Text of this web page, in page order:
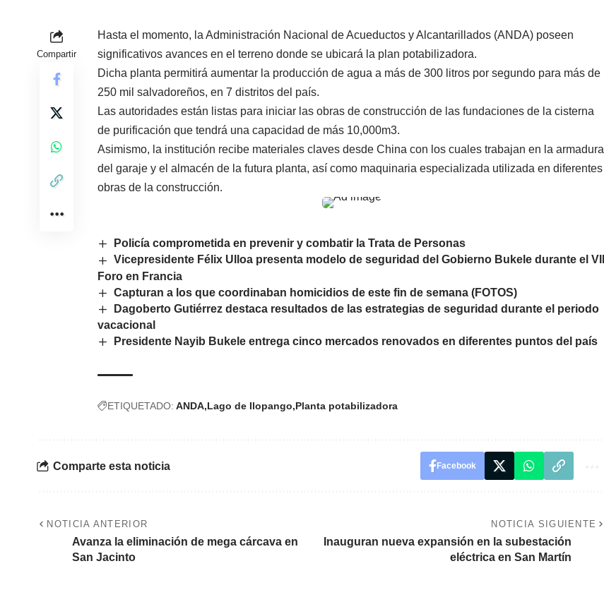
Compartir
Hasta el momento, la Administración Nacional de Acueductos y Alcantarillados (ANDA) poseen
significativos avances en el terreno donde se ubicará la plan potabilizadora.
Dicha planta permitirá aumentar la producción de agua a más de 300 litros por segundo para más de
250 mil salvadoreños, en 7 distritos del país.
Las autoridades están listas para iniciar las obras de construcción de las fundaciones de la cisterna
de purificación que tendrá una capacidad de más 10,000m3.
Asimismo, la institución recibe materiales claves desde China con los cuales trabajan en la armadura
del garaje y el almacén de la futura planta, así como maquinaria especializada utilizada en diferentes
obras de la construcción.
Policía comprometida en prevenir y combatir la Trata de Personas
Vicepresidente Félix Ulloa presenta modelo de seguridad del Gobierno Bukele durante el VII
Foro en Francia
Capturan a los que coordinaban homicidios de este fin de semana (FOTOS)
Dagoberto Gutiérrez destaca resultados de las estrategias de seguridad durante el periodo
vacacional
Presidente Nayib Bukele entrega cinco mercados renovados en diferentes puntos del país
ETIQUETADO: ANDA Lago de Ilopango Planta potabilizadora
Comparte esta noticia Facebook
NOTICIA ANTERIOR
Avanza la eliminación de mega cárcava en
San Jacinto
NOTICIA SIGUIENTE
Inauguran nueva expansión en la subestación
eléctrica en San Martín